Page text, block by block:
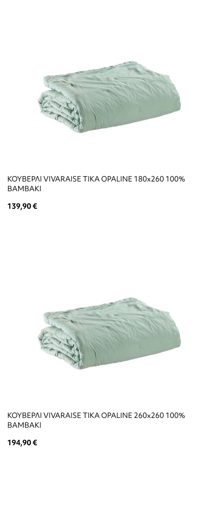
ΚΟΥΒΕΡΛΙ VIVARAISE TIKA OPALINE 180x260 100%
ΒΑΜΒΑΚΙ
139,90 €
ΚΟΥΒΕΡΛΙ VIVARAISE TIKA OPALINE 260x260 100%
ΒΑΜΒΑΚΙ
194,90 €